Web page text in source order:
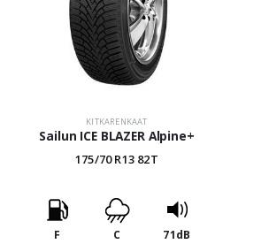
KITKARENKAAT
Sailun ICE BLAZER Alpine+
175/70 R13 82T
F C 71dB